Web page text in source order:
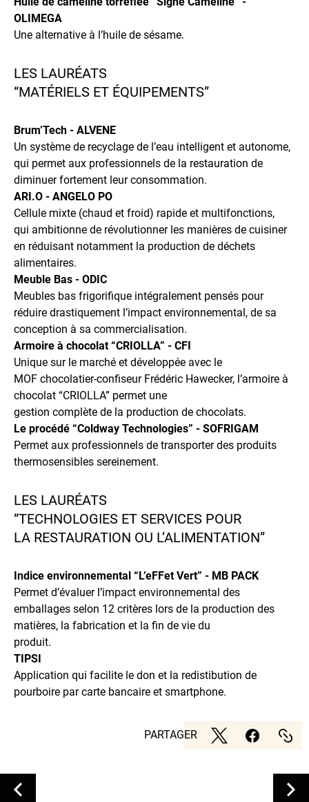
OLIMEGA
Une alternative à l’huile de sésame.
LES LAURÉATS
“MATÉRIELS ET ÉQUIPEMENTS”
Brum’Tech - ALVENE
Un système de recyclage de l’eau intelligent et autonome,
qui permet aux professionnels de la restauration de
diminuer fortement leur consommation.
ARI.O - ANGELO PO
Cellule mixte (chaud et froid) rapide et multifonctions,
qui ambitionne de révolutionner les manières de cuisiner
en réduisant notamment la production de déchets
alimentaires.
Meuble Bas - ODIC
Meubles bas frigorifique intégralement pensés pour
réduire drastiquement l’impact environnemental, de sa
conception à sa commercialisation.
Armoire à chocolat “CRIOLLA” - CFI
Unique sur le marché et développée avec le
MOF chocolatier-confiseur Frédéric Hawecker, l’armoire à
chocolat “CRIOLLA” permet une
gestion complète de la production de chocolats.
Le procédé “Coldway Technologies” - SOFRIGAM
Permet aux professionnels de transporter des produits
thermosensibles sereinement.
LES LAURÉATS
“TECHNOLOGIES ET SERVICES POUR
LA RESTAURATION OU L’ALIMENTATION”
Indice environnemental “L’eFFet Vert” - MB PACK
Permet d’évaluer l’impact environnemental des
emballages selon 12 critères lors de la production des
matières, la fabrication et la fin de vie du
produit.
TIPSI
Application qui facilite le don et la redistibution de
pourboire par carte bancaire et smartphone.
PARTAGER